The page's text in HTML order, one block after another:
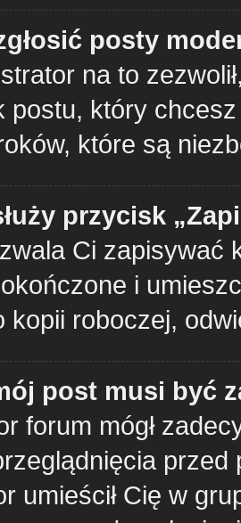
posty
na to
postu, który
które są
przycisk
Ci zapisywać
i
kopii roboczej,
post musi być
forum mógł
umieścił Cię w